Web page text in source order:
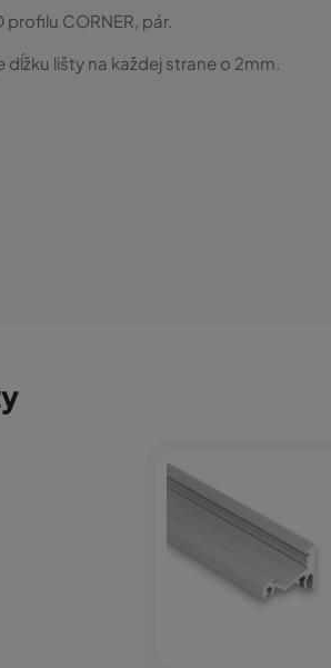
CORNER, pár.
dĺžku lišty na každej strane o 2mm.